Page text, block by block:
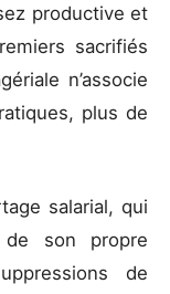
productive et
sacrifiés
n’associe
plus de
salarial, qui
son propre
de